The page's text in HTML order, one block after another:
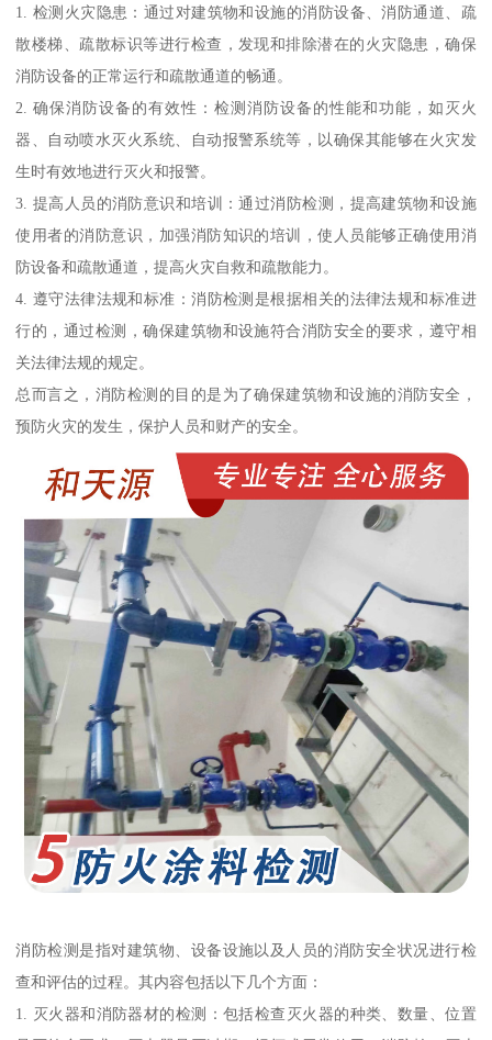
1. 检测火灾隐患：通过对建筑物和设施的消防设备、消防通道、疏
散楼梯、疏散标识等进行检查，发现和排除潜在的火灾隐患，确保
消防设备的正常运行和疏散通道的畅通。
2. 确保消防设备的有效性：检测消防设备的性能和功能，如灭火
器、自动喷水灭火系统、自动报警系统等，以确保其能够在火灾发
生时有效地进行灭火和报警。
3. 提高人员的消防意识和培训：通过消防检测，提高建筑物和设施
使用者的消防意识，加强消防知识的培训，使人员能够正确使用消
防设备和疏散通道，提高火灾自救和疏散能力。
4. 遵守法律法规和标准：消防检测是根据相关的法律法规和标准进
行的，通过检测，确保建筑物和设施符合消防安全的要求，遵守相
关法律法规的规定。
总而言之，消防检测的目的是为了确保建筑物和设施的消防安全，
预防火灾的发生，保护人员和财产的安全。
消防检测是指对建筑物、设备设施以及人员的消防安全状况进行检
查和评估的过程。其内容包括以下几个方面：
1. 灭火器和消防器材的检测：包括检查灭火器的种类、数量、位置